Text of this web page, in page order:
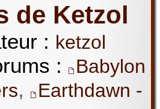
de Ketzol
: ketzol
:
Babylon
,
Earthdawn -